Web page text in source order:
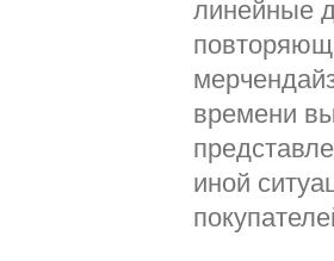
линейные
времени
иной